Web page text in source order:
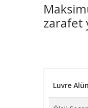
TEKLİ
KROM 16 CM
243,14 TL
zarafet
Luvre